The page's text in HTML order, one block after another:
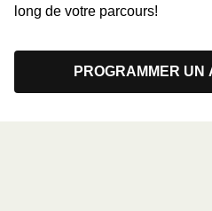
long de votre parcours!
PROGRAMMER UN